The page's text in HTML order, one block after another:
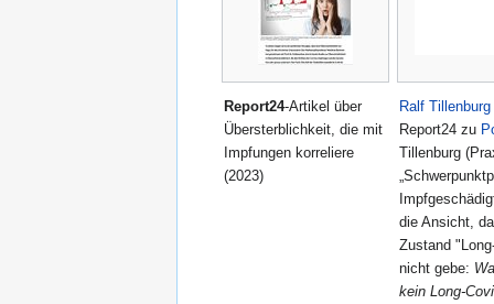
Report24-Artikel über
Übersterblichkeit, die mit
Impfungen korreliere
(2023)
Ralf Tillenburg
Report24 zu
Tillenburg
die Ansicht,
Zustand
nicht gebe:
kein Long-